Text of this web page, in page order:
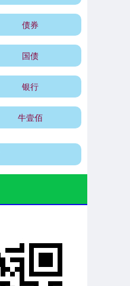
债券
国债
银行
牛壹佰